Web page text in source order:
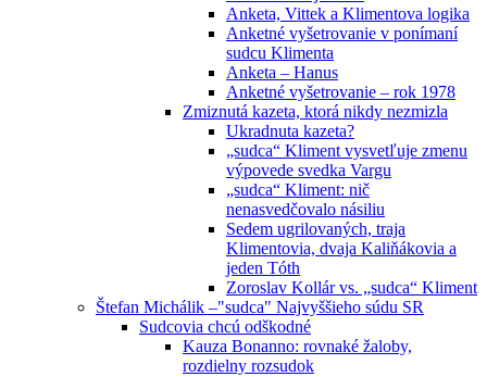
Anketa, Vittek a Klimentova logika
Anketné vyšetrovanie v ponímaní
sudcu Klimenta
Anketa – Hanus
Anketné vyšetrovanie – rok 1978
Zmiznutá kazeta, ktorá nikdy nezmizla
Ukradnuta kazeta?
„sudca“ Kliment vysvetľuje zmenu
výpovede svedka Vargu
„sudca“ Kliment: nič
nenasvedčovalo násiliu
Sedem ugrilovaných, traja
Klimentovia, dvaja Kaliňákovia a
jeden Tóth
Zoroslav Kollár vs. „sudca“ Kliment
Štefan Michálik –"sudca" Najvyššieho súdu SR
Sudcovia chcú odškodné
Kauza Bonanno: rovnaké žaloby,
rozdielny rozsudok